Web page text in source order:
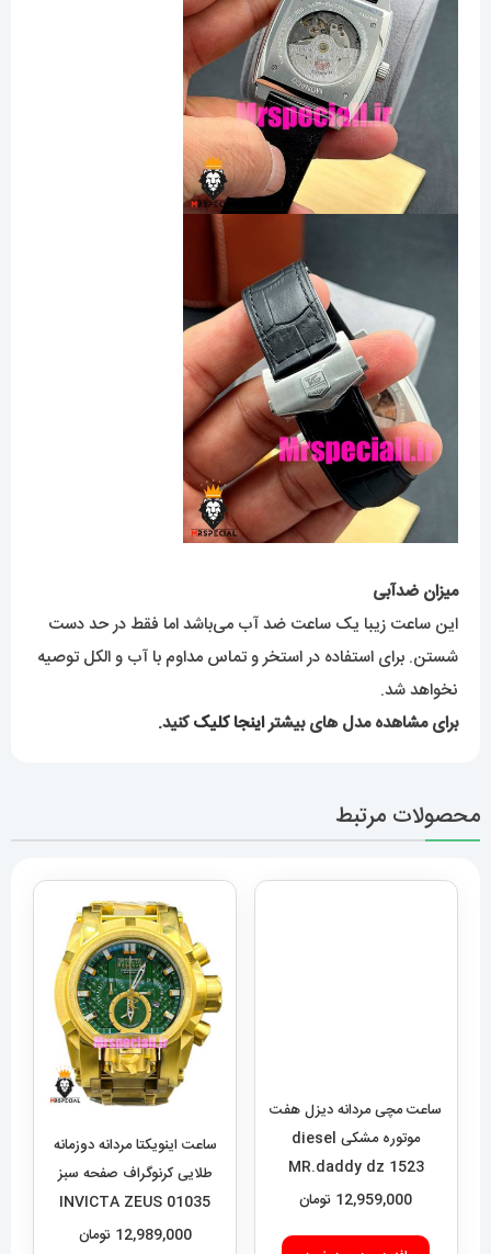
میزان ضدآبی
این ساعت زیبا یک ساعت ضد آب می‌باشد اما فقط در حد دست
شستن. برای استفاده در استخر و تماس مداوم با آب و الکل توصیه
نخواهد شد.
برای مشاهده مدل های بیشتراینجا کلیککنید.
محصولات مرتبط
12,959,000 تومان
افزودن به سبد خرید
ساعت اینویکتا مردانه دوزمانه
طلایی کرنوگراف صفحه سبز
01035 INVICTA ZEUS
12,989,000 تومان